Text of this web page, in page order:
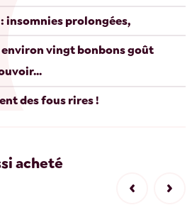
insomnies prolongées,
vingt bonbons goût
des fous rires !
acheté